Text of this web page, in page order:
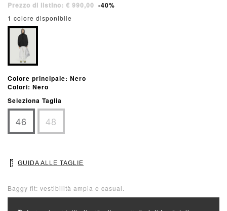
Prezzo di listino: € 990,00 -40%
1 colore disponibile
Colore principale: Nero
Colori: Nero
Seleziona Taglia
46 48
GUIDA ALLE TAGLIE
Baggy fit: vestibilità ampia e casual.